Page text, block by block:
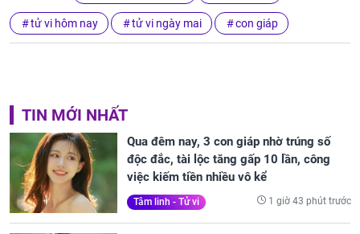
tử vi hôm nay tử vi ngày mai con giáp
TIN MỚI NHẤT
Qua đêm nay, 3 con giáp nhờ trúng số
độc đắc, tài lộc tăng gấp 10 lần, công
việc kiếm tiền nhiều vô kể
Tâm linh - Tử vi 1 giờ 43 phút trước